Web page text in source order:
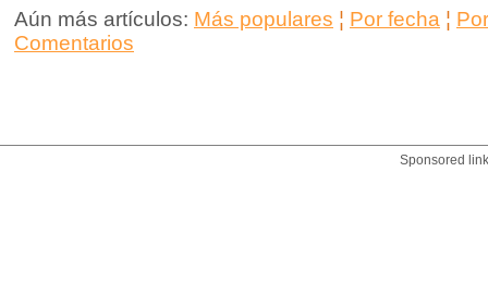
Aún más artículos: Más populares ¦ Por fecha ¦
Comentarios
Sponsored